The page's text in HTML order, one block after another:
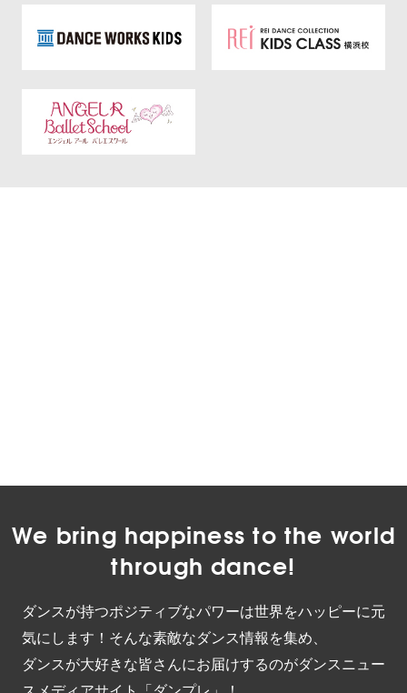
We bring happiness to the world
through dance!
ダンスが持つポジティブなパワーは世界をハッピーに元
気にします！そんな素敵なダンス情報を集め、
ダンスが大好きな皆さんにお届けするのがダンスニュー